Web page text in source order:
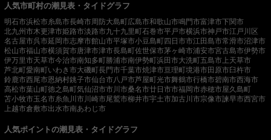
人気市町村の潮見表・タイドグラフ
明石市浜松市糸島市長崎市周防大島町広島市和歌山市鳴門市富津市下関市
北九州市木更津市姫路市淡路市九十九里町石巻市平戸市横浜市神戸市江戸川区
名古屋市呉市延岡市志摩市館山市平塚市小豆島町四日市市江田島市常滑市沼津市
松山市福山市横須賀市唐津市津市長島町佐世保市茅ヶ崎市浦安市宮古島市伊勢市
伊万里市天草市今治市南知多町勝浦市南伊勢町浜田市大洗町五島市 上天草市
芦北町愛南町いわき市大磯町長門市千葉市焼津市亘理町境港市田原市臼杵市
鈴鹿市西尾市恩納村銚子市仙台市八戸市芦屋町光市舞鶴市行橋市碧南市西海市
高松市葉山町徳之島町気仙沼市市川市桑名市廿日市市福岡市赤穂市屋久島町
苫小牧市玉名市糸魚川市 川崎市尾鷲市柳井市宇土市加古川市宗像市諫早市西宮市
上越市倉敷市出水市南あわじ市
人気ポイントの潮見表・タイドグラフ